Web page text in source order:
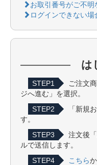
お取引番号がご不明
ログインできない場
は
STEP1
ご注文
ジへ進む」を選択。
STEP2
「新規
す。
STEP3
注文後
ルで送信します。
STEP4
こちら